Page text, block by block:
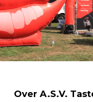
Over A.S.V.